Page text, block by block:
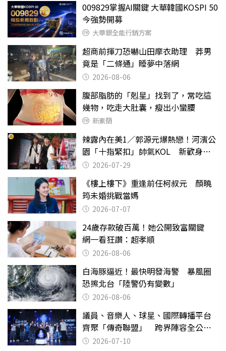
009829掌握AI關鍵 大華韓國KOSPI 50
今強勢開募
大華銀全能行銷方案
超商前揮刀恐嚇山田摩衣助理 莽男
竟是「二條通」睡夢中落網
2026-08-06
腹部脂肪的「剋星」找到了，常吃這
幾物，吃走大肚囊，瘦出小蠻腰
新素簡
辣露內在美1／郭源元爆熱戀！河濱公
園「十指緊扣」帥氣KOL 新歡身份
曝光2026-07-29
《樓上樓下》重逢前任柯叔元 顏曉
筠未婚挑戰當媽
2026-07-07
24歲存款破百萬！她公開致富關鍵
網一看狂讚：超孝順
2026-08-06
白海豚逼近！最快明發海警 暴風圈
恐擦北台「陸警仍有變數」
2026-08-06
議員、音樂人、球星、國際轉播平台
齊聚「傳奇聯盟」 跨界陣容全公
開 劍指亞洲新傳奇聯賽
2026-07-10